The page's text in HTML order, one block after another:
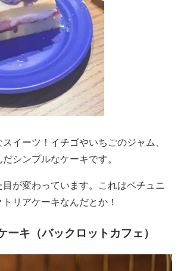
イーツ！イチゴやいちごのジャム、
シンプルなケーキです。
が変わっています。これはペチュニ
リアケーキなんだとか！
ーキ（バックロットカフェ）